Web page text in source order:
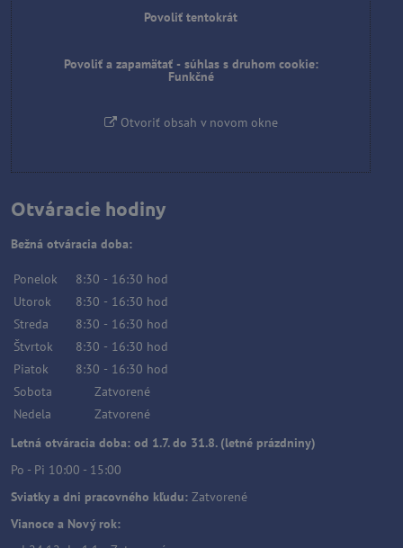
Povoliť tentokrát
Povoliť a zapamätať - súhlas s druhom cookie:
Funkčné
Otvoriť obsah v novom okne
Otváracie hodiny
Bežná otváracia doba:
Ponelok 8:30 - 16:30 hod
Utorok
8:30 - 16:30 hod
Streda
8:30 - 16:30 hod
Štvrtok
8:30 - 16:30 hod
Piatok
8:30 - 16:30 hod
Sobota
Zatvorené
Nedela
Zatvorené
Letná otváracia doba: od 1.7. do 31.8. (letné prázdniny)
Po - Pi 10:00 - 15:00
Sviatky a dni pracovného kľudu: Zatvorené
Vianoce a Nový rok: